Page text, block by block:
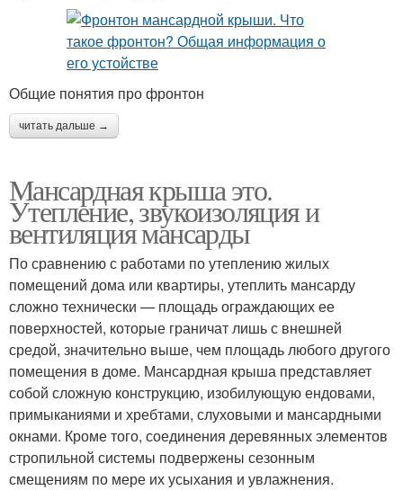
Общие понятия про фронтон
читать дальше →
Мансардная крыша это.
Утепление, звукоизоляция и
вентиляция мансарды
По сравнению с работами по утеплению жилых
помещений дома или квартиры, утеплить мансарду
сложно технически — площадь ограждающих ее
поверхностей, которые граничат лишь с внешней
средой, значительно выше, чем площадь любого другого
помещения в доме. Мансардная крыша представляет
собой сложную конструкцию, изобилующую ендовами,
примыканиями и хребтами, слуховыми и мансардными
окнами. Кроме того, соединения деревянных элементов
стропильной системы подвержены сезонным
смещениям по мере их усыхания и увлажнения.